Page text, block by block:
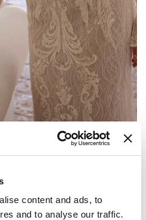
content and ads, to
and to analyse our traffic.